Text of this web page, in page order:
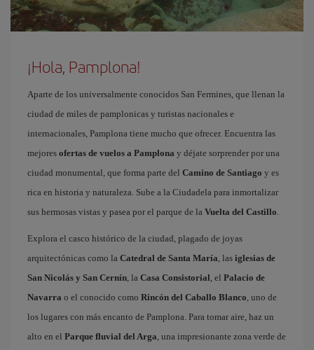
¡Hola, Pamplona!
Aparte de los universalmente conocidos San Fermines, que llenan la
ciudad de miles de pamplonicas y turistas nacionales e
internacionales, Pamplona tiene mucho que ofrecer. Encuentra las
mejores ofertas de vuelos a Pamplona y déjate sorprender por una
ciudad monumental, que forma parte del Camino de Santiago y es
rica en historia y naturaleza. Sube a la Ciudadela para inmortalizar
sus hermosas vistas y pasea por el parque de la Vuelta del Castillo.
Explora el casco histórico de la ciudad, plagado de joyas
arquitectónicas como la Catedral de Santa María, las iglesias de
San Nicolás y San Cernín, la Casa Consistorial, el Palacio de
Navarra o el conocido como Rincón del Caballo Blanco, uno de
los lugares con más encanto de Pamplona. Para tomar aire, haz un
alto en el Parque fluvial del Arga, una impresionante zona verde de